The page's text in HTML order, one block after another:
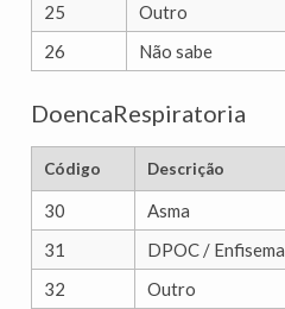
25
Outro
26
Não sabe
DoencaRespiratoria
Código Descrição
30 Asma
31
DPOC / Enfisema
32
Outro